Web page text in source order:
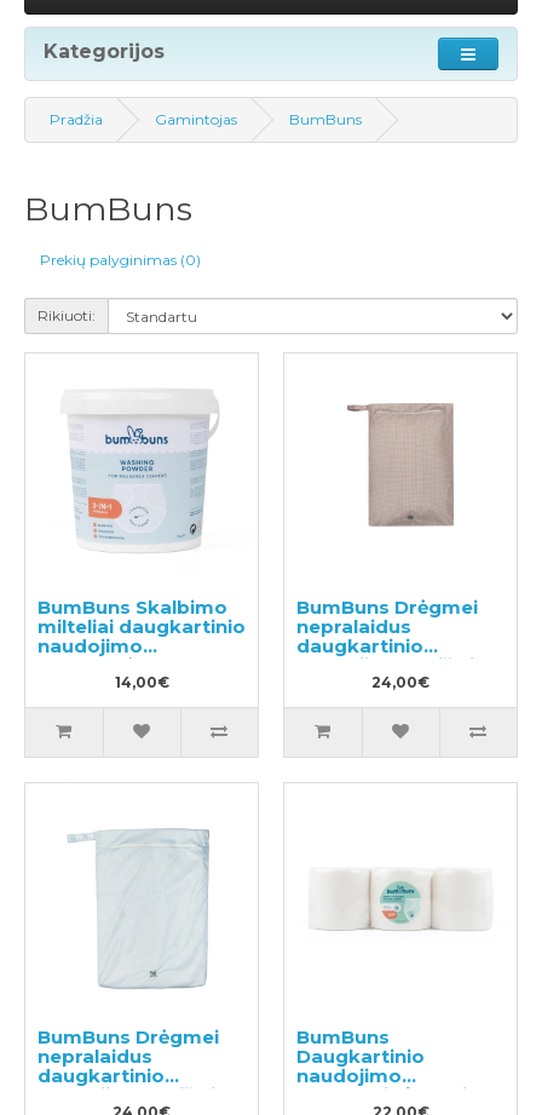
Kategorijos
Pradžia Gamintojas BumBuns
BumBuns
Prekių palyginimas (0)
Rikiuoti:
BumBuns Skalbimo
milteliai daugkartinio
naudojimo
sauskelnėms 1kg
14,00€
BumBuns Drėgmei
nepralaidus
daugkartinio
naudojimo maišelis
sauskelnėms
24,00€
BumBuns Drėgmei
nepralaidus
daugkartinio
naudojimo maišelis
BumBuns
Daugkartinio
naudojimo
sauskelnių įklotai